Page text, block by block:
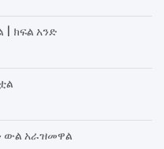
| ክፍል አንድ
ውል አራዝመዋል